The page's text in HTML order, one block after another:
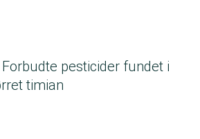
Forbudte pesticider fundet i
timian